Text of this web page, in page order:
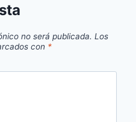
no será publicada. Los
con *